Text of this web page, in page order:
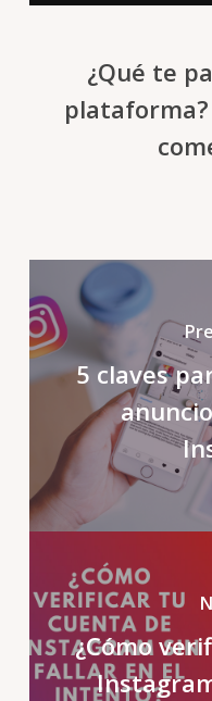
¿Qué te
plataforma?
5 claves
¿Cómo